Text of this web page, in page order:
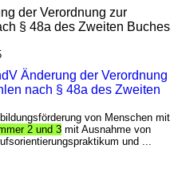
der Verordnung zur
§ 48a des Zweiten Buches
Änderung der Verordnung
nach § 48a des Zweiten
von Menschen mit
2 und 3 mit Ausnahme von
und ...